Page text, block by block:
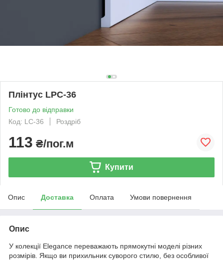
Плінтус LPC-36
Готово до відправки
Код: LC-36
Роздріб
113 ₴/пог.м
Купити
Опис Доставка Оплата Умови повернення
Опис
У колекції Elegance переважають прямокутні моделі різних
розмірів. Якщо ви прихильник суворого стилю, без особливої